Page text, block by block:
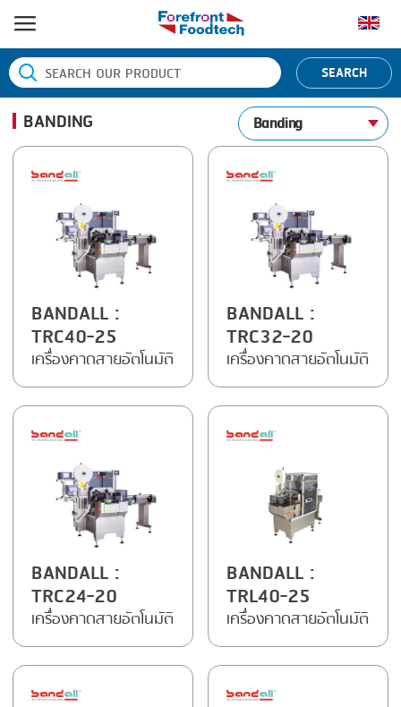
หน้าแรก
ประเภทสินค้า
BANDING
BLANCHING
CENTRIFUGING
COOKING
DICING
FORMING
FRYING
GRILLING
HEAT SEALING
INJECTING
MEMBRANING
PACKING
PEELING
SEARING
ยี่ห้อสินค้า
BANDALL
CLIPTECHNIK
EMERSON
FIREX
FREY
GERNAL
G.MONDINI
KRONEN
ติดต่อเรา
SEARCH
BANDING Banding
BANDALL :
TRC40-25
เครื่องคาดสายอัตโนมัติ
BANDALL :
TRC32-20
เครื่องคาดสายอัตโนมัติ
BANDALL :
TRC24-20
เครื่องคาดสายอัตโนมัติ
BANDALL :
TRL40-25
เครื่องคาดสายอัตโนมัติ